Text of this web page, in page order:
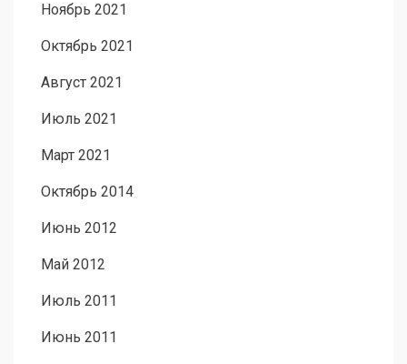
Ноябрь 2021
Октябрь 2021
Август 2021
Июль 2021
Март 2021
Октябрь 2014
Июнь 2012
Май 2012
Июль 2011
Июнь 2011